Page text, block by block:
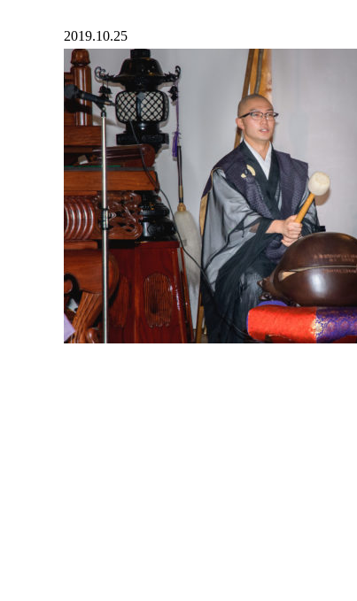
2019.10.25